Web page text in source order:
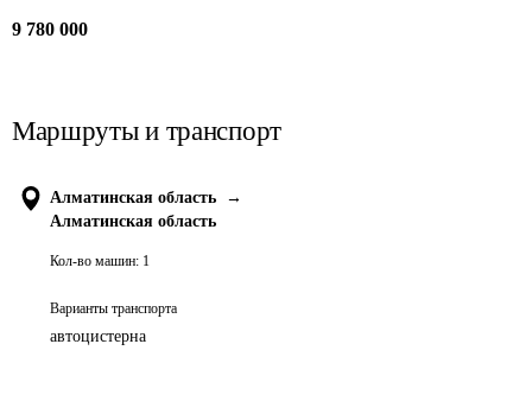
9 780 000
Маршруты и транспорт
Алматинская область
→
Алматинская область
Кол-во машин: 1
Варианты транспорта
автоцистерна